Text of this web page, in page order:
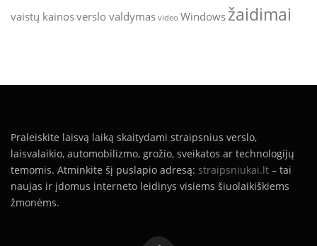
vaistų kainosverslo valdymas video Windowsžaidimai
Praleiskite laisvą laiką skaitydami straipsnius verslo,
laisvalaikio, automobilizmo, grožio, sveikatos ar technologijų
temomis. Atminkite šį puslapio adresą: straipsniukai.lt – tai
naujas ir įdomus interneto leidinys visiems šiuolaikiškiems
žmonėms.